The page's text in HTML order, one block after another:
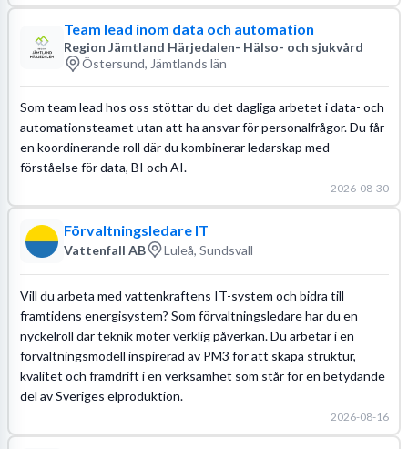
Team lead inom data och automation
Region Jämtland Härjedalen- Hälso- och sjukvård
Östersund, Jämtlands län
Som team lead hos oss stöttar du det dagliga arbetet i data- och
automationsteamet utan att ha ansvar för personalfrågor. Du får
en koordinerande roll där du kombinerar ledarskap med
förståelse för data, BI och AI.
2026-08-30
Förvaltningsledare IT
Vattenfall AB Luleå, Sundsvall
Vill du arbeta med vattenkraftens IT-system och bidra till
framtidens energisystem? Som förvaltningsledare har du en
nyckelroll där teknik möter verklig påverkan. Du arbetar i en
förvaltningsmodell inspirerad av PM3 för att skapa struktur,
kvalitet och framdrift i en verksamhet som står för en betydande
del av Sveriges elproduktion.
2026-08-16